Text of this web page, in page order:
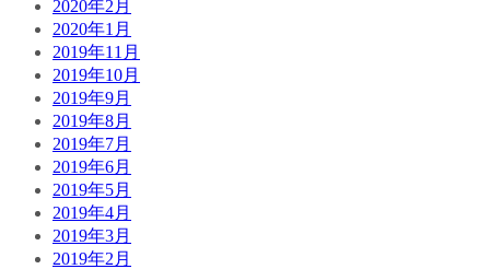
2020年2月
2020年1月
2019年11月
2019年10月
2019年9月
2019年8月
2019年7月
2019年6月
2019年5月
2019年4月
2019年3月
2019年2月